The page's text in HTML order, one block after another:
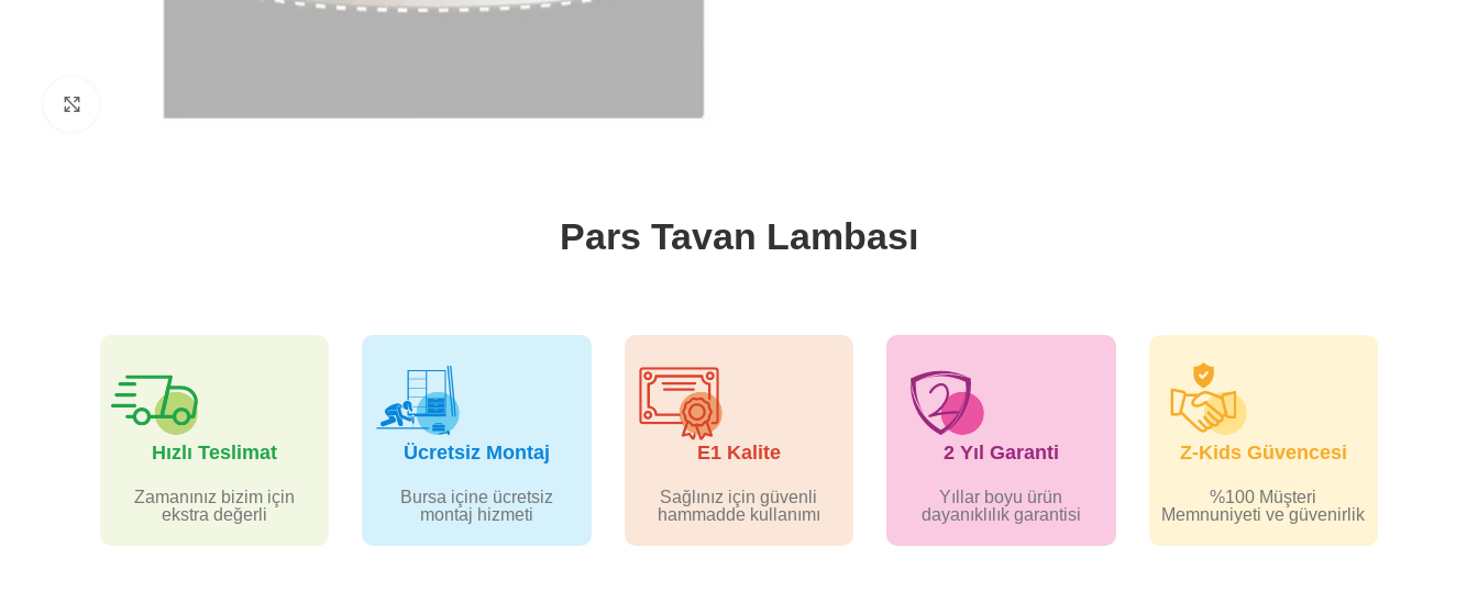
Pars Tavan Lambası
Hızlı Teslimat
Zamanınız bizim için
ekstra değerli
Ücretsiz Montaj
Bursa içine ücretsiz
montaj hizmeti
E1 Kalite
Sağlınız için güvenli
hammadde kullanımı
2 Yıl Garanti
Yıllar boyu ürün
dayanıklılık garantisi
Z-Kids Güvencesi
%100 Müşteri
Memnuniyeti ve güvenirlik